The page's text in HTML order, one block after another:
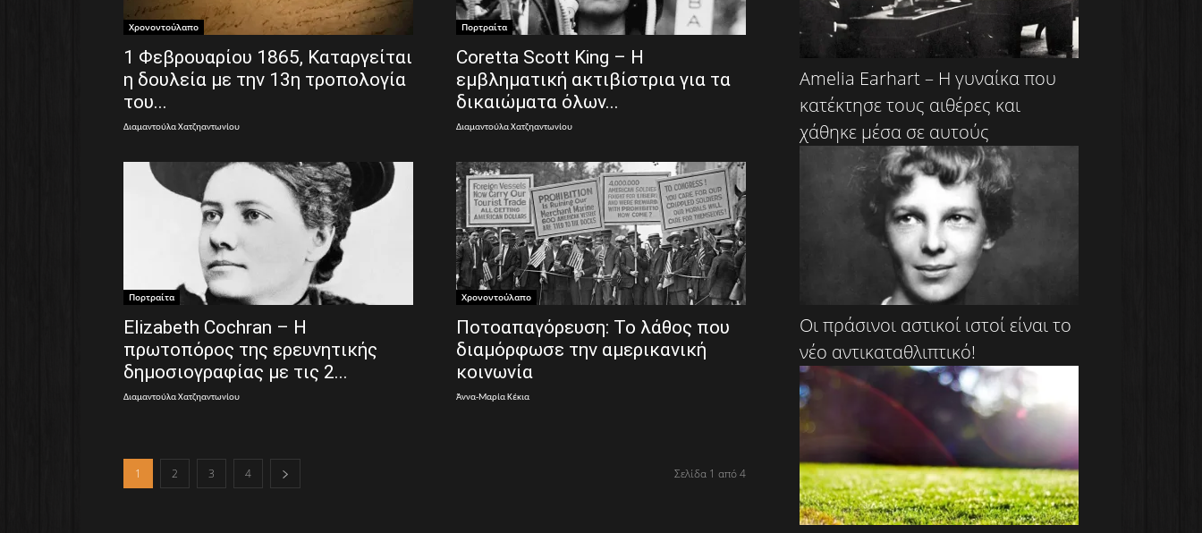
Χρονοντούλαπο
1 Φεβρουαρίου 1865, Καταργείται
η δουλεία με την 13η τροπολογία
του...
Διαμαντούλα Χατζηαντωνίου
Πορτραίτα
Coretta Scott King – Η
εμβληματική ακτιβίστρια για τα
δικαιώματα όλων...
Διαμαντούλα Χατζηαντωνίου
Πορτραίτα
Elizabeth Cochran – Η
πρωτοπόρος της ερευνητικής
δημοσιογραφίας με τις 2...
Διαμαντούλα Χατζηαντωνίου
Χρονοντούλαπο
Ποτοαπαγόρευση: Το λάθος που
διαμόρφωσε την αμερικανική
κοινωνία
Άννα-Μαρία Κέκια
1 2 3 4 Σελίδα 1 από 4
Amelia Earhart – Η γυναίκα που
κατέκτησε τους αιθέρες και
χάθηκε μέσα σε αυτούς
Οι πράσινοι αστικοί ιστοί είναι το
νέο αντικαταθλιπτικό!